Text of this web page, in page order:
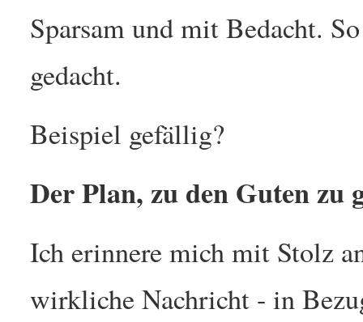
Sparsam und mit Bedacht.
gedacht.
Beispiel gefällig?
Der Plan, zu den Guten zu
Ich erinnere mich mit Stolz
wirkliche Nachricht - in